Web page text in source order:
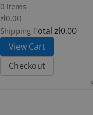
0 items
zł0.00
Shipping Total zł0.00
View Cart
Checkout